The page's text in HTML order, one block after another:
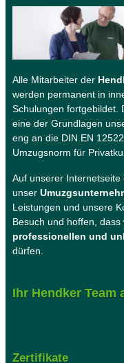
Alle Mitarbeiter der
werden permanent in
Schulungen fortgebildet.
eine der Grundlagen
eng an die DIN EN
Umzugsnorm für
Auf unserer
unser
Leistungen und unsere
Besuch und hoffen,
professionellen und
dürfen.
Ihr Hendker Team
Zertifikate